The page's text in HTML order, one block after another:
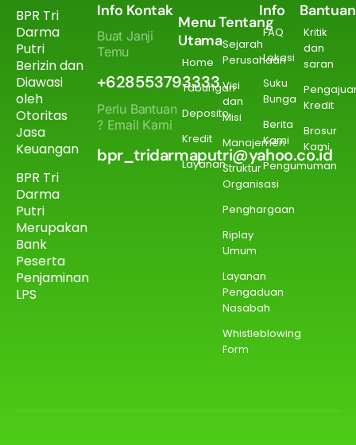
BPR Tri
Darma
Putri
Berizin dan
Diawasi
oleh
Otoritas
Jasa
Keuangan
BPR Tri
Darma
Putri
Merupakan
Bank
Peserta
Penjaminan
LPS
Info Kontak
Buat Janji
Temu
+628553793333
Perlu Bantuan
? Email Kami
bpr_tridarmaputri@yahoo.co.id
Menu
Utama
Home
Tabungan
Deposito
Kredit
Layanan
Tentang
Sejarah
Perusahaan
Visi
dan
Misi
Manajemen
Struktur
Organisasi
Penghargaan
Riplay
Umum
Layanan
Pengaduan
Nasabah
Whistleblowing
Form
Info
FAQ
Lokasi
Suku
Bunga
Berita
Kami
Pengumuman
Bantuan
Kritik
dan
saran
Kredit
Brosur
Kami